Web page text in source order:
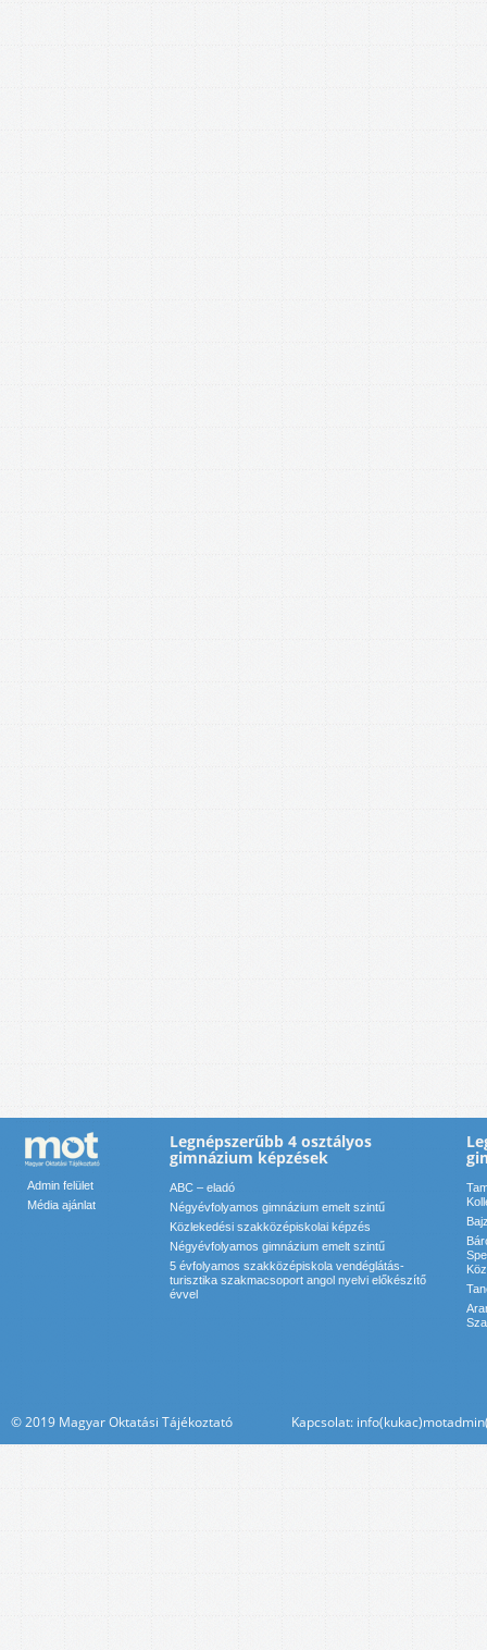
Admin felület
Média ajánlat
Legnépszerűbb 4 osztályos
gimnázium képzések
ABC – eladó
Négyévfolyamos gimnázium emelt szintű
Közlekedési szakközépiskolai képzés
Négyévfolyamos gimnázium emelt szintű
5 évfolyamos szakközépiskola vendéglátás-
turisztika szakmacsoport angol nyelvi előkészítő
évvel
© 2019 Magyar Oktatási Tájékoztató Kapcsolat: